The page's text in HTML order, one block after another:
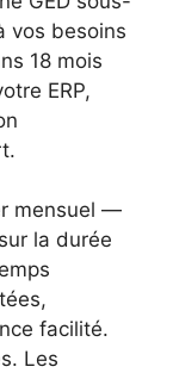
vos besoins
18 mois
ERP,
mensuel —
la durée
facilité.
Les